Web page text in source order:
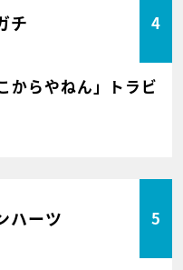
チ 4
からやねん」トラビ
ハーツ 5